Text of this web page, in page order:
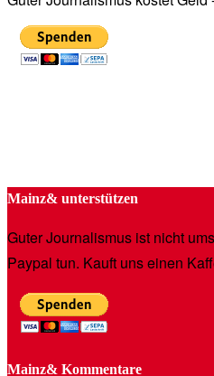
Mainz& unterstützen
Guter Journalismus ist nicht
Paypal tun. Kauft uns einen
Mainz& Kommentare